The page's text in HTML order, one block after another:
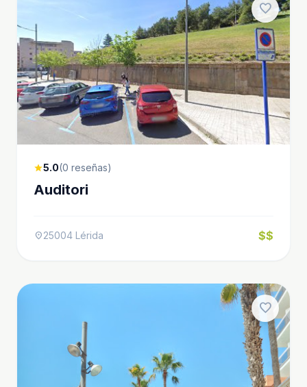
favorite
star5.0(0 reseñas)
Auditori
location_on25004 Lérida $$
favorite